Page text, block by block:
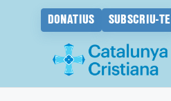
DONATIUS SUBSCRIU-TE